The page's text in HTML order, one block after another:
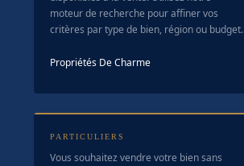
moteur de recherche pour affiner vos
critères par type de bien, région ou budget.
Propriétés De Charme
PARTICULIERS
Vous souhaitez vendre votre bien sans